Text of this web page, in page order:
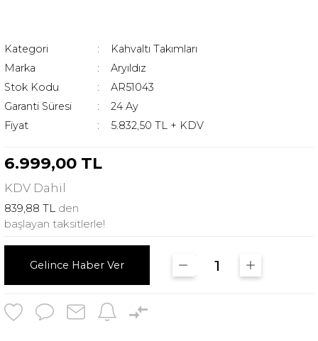
Kategori
Kahvaltı Takımları
Marka
Aryıldız
Stok Kodu
AR51043
Garanti Süresi
24 Ay
Fiyat
5.832,50 TL + KDV
6.999,00 TL
KDV Dahil
839,88 TL den
başlayan taksitlerle!
Gelince Haber Ver